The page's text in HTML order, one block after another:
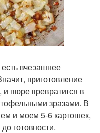
есть вчерашнее
приготовление
и пюре превратится в
зразами. В
и моем 5-6 картошек,
готовности.